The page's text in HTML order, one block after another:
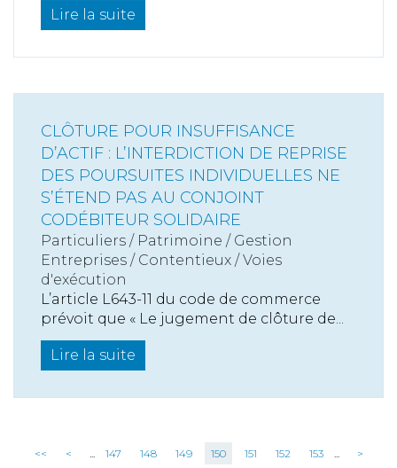
Lire la suite
CLÔTURE POUR INSUFFISANCE
D’ACTIF : L’INTERDICTION DE REPRISE
DES POURSUITES INDIVIDUELLES NE
S’ÉTEND PAS AU CONJOINT
CODÉBITEUR SOLIDAIRE
Particuliers / Patrimoine / Gestion
Entreprises / Contentieux / Voies
d'exécution
L’article L643-11 du code de commerce
prévoit que « Le jugement de clôture de...
Lire la suite
<< < ... 147 148 149 150 151 152 153 ... >